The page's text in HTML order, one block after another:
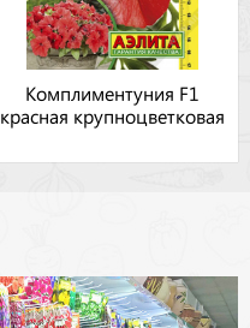
Комплиментуния F1
красная крупноцветковая